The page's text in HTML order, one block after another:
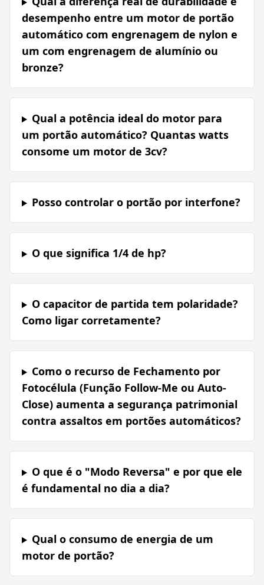
desempenho entre um motor de portão
automático com engrenagem de nylon e
um com engrenagem de alumínio ou
bronze?
Qual a potência ideal do motor para
um portão automático? Quantas watts
consome um motor de 3cv?
Posso controlar o portão por interfone?
O que significa 1/4 de hp?
O capacitor de partida tem polaridade?
Como ligar corretamente?
Como o recurso de Fechamento por
Fotocélula (Função Follow-Me ou Auto-
Close) aumenta a segurança patrimonial
contra assaltos em portões automáticos?
O que é o "Modo Reversa" e por que ele
é fundamental no dia a dia?
Qual o consumo de energia de um
motor de portão?